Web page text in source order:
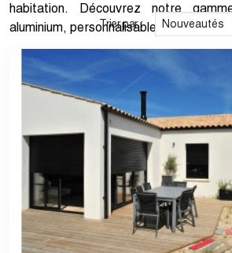
habitation. Découvrez notre
aluminium, personnalisables selon vos
Trier par :